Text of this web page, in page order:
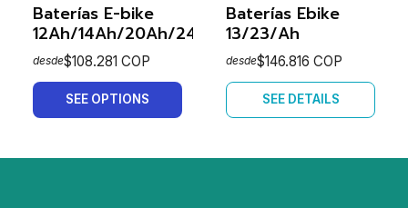
Baterías E-bike
12Ah/14Ah/20Ah/24Ah
desde$108.281 COP
SEE OPTIONS
Baterías Ebike
13/23/Ah
desde$146.816 COP
SEE DETAILS